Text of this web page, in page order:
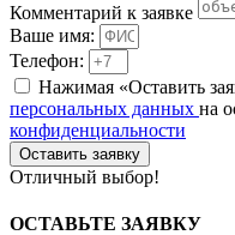
Комментарий к заявке
Ваше имя:
Телефон:
Нажимая «Оставить
персональных данных на
конфиденциальности
Оставить заявку
Отличный выбор!
ОСТАВЬТЕ ЗАЯВКУ